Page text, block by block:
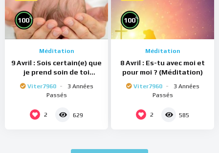
100%
Méditation
9 Avril : Sois certain(e) que
je prend soin de toi
Viter7960
3 Années
Passés
2 629
100%
Méditation
8 Avril : Es-tu avec moi et
pour moi ? (Méditation)
Viter7960
3 Années
Passés
2 585